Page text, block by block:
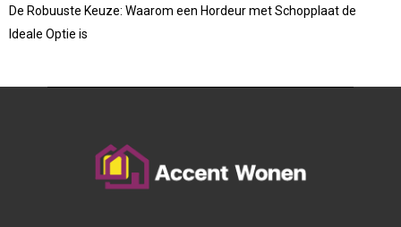
De Robuuste Keuze: Waarom een Hordeur met Schopplaat de
Ideale Optie is